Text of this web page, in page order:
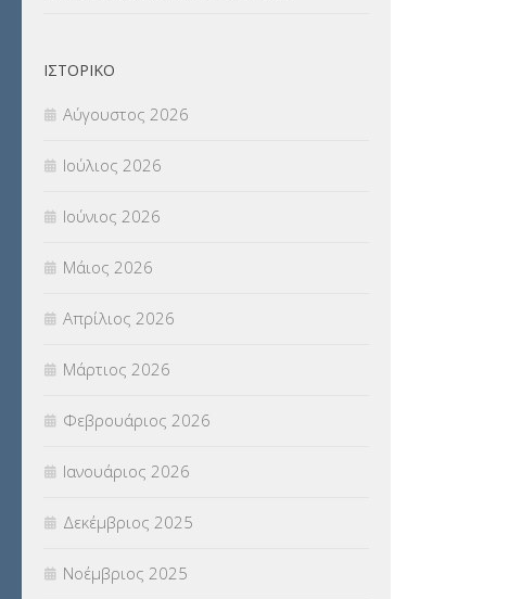
(18)
ΣΥΝΤΑΞΕΙΣ(12)
ΣΧΟΛΙΚΟΙ ΣΥΜΒΟΥΛΟΙ
ΥΠΕΡΑΡΙΘΜΟΙ(1)
ΥΠΟΤΡΟΦΙΕΣ(28)
ΙΣΤΟΡΙΚΌ
Αύγουστος 2026
Ιούλιος 2026
Ιούνιος 2026
Μάιος 2026
Απρίλιος 2026
Μάρτιος 2026
Φεβρουάριος 2026
Ιανουάριος 2026
Δεκέμβριος 2025
Νοέμβριος 2025